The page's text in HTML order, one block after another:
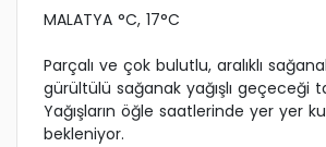
MALATYA °C, 17°C
Parçalı ve çok bulutlu, aralıklı
gürültülü sağanak yağışlı geçeceği
Yağışların öğle saatlerinde yer yer
bekleniyor.